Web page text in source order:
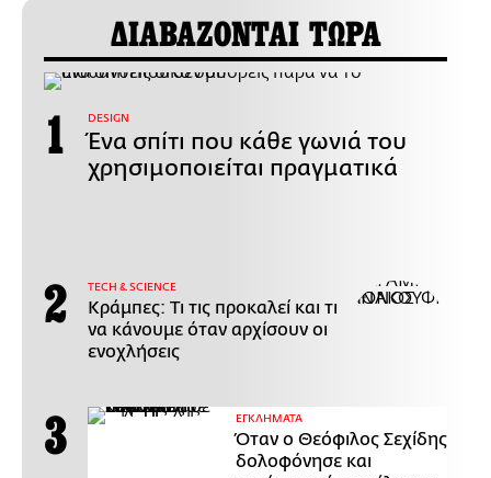
ΔΙΑΒΑΖΟΝΤΑΙ ΤΩΡΑ
DESIGN
Ένα σπίτι που κάθε γωνιά του
χρησιμοποιείται πραγματικά
ΤECH & SCIENCE
Κράμπες: Τι τις προκαλεί και τι
να κάνουμε όταν αρχίσουν οι
ενοχλήσεις
ΕΓΚΛΗΜΑΤΑ
Όταν ο Θεόφιλος Σεχίδης
δολοφόνησε και